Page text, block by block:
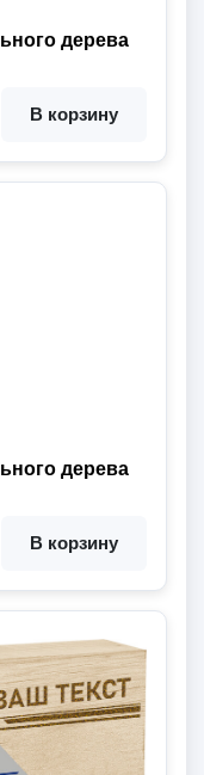
дерева
В корзину
дерева
В корзину